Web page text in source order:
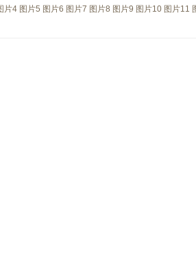
片4 图片5 图片6 图片7 图片8 图片9 图片10 图片